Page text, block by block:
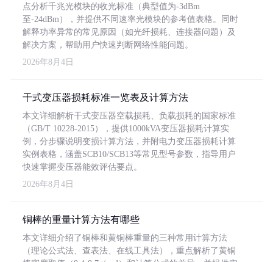
点分析千兆光模块的收光标准（典型值为-3dBm
至-24dBm），并提供不同速率光模块的参考值表格。同时
解释功率异常的常见原因（如光纤损耗、连接器问题）及
解决方案，帮助用户快速判断网络性能问题。
2026年8月4日
干式变压器损耗标准一览表及计算方法
本文详细解析干式变压器空载损耗、负载损耗的国家标准
（GB/T 10228-2015），提供1000kVA变压器损耗计算实
例，分步骤说明变损计算方法，并附电力变压器损耗计算
实例表格，涵盖SCB10/SCB13等常见型号参数，指导用户
快速掌握变压器能效评估要点。
2026年8月4日
铜棒的重量计算方法有哪些
本文详细介绍了铜棒和黄铜棒重量的三种常用计算方法
（理论公式法、查表法、在线工具法），重点解析了黄铜